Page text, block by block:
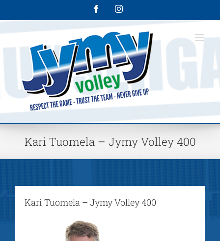
FacebookInstagram
Kari Tuomela – Jymy Volley 400
Kari Tuomela – Jymy Volley 400